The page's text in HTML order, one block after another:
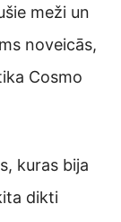
meži un
noveicās,
Cosmo
kuras bija
dikti